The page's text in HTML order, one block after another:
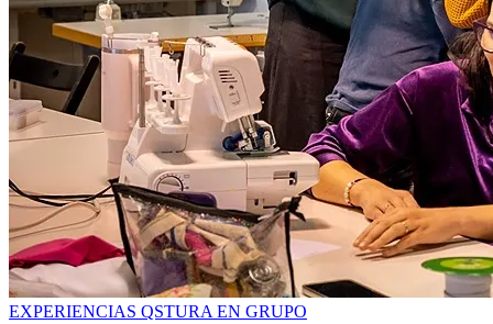
EXPERIENCIAS QSTURA EN GRUPO